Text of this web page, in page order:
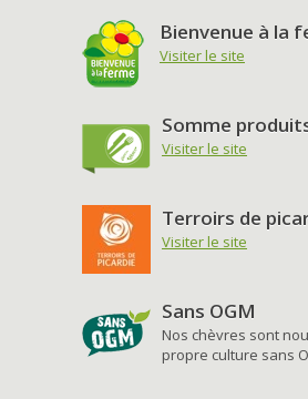
Bienvenue à la
Visiter le site
Somme
Visiter le site
Terroirs de
Visiter le site
Sans OGM
Nos chèvres sont
propre culture sans